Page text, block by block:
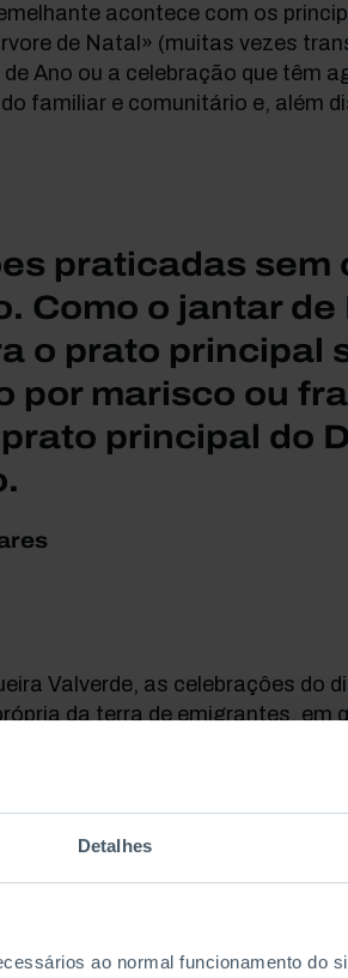
Detalhes
ao normal funcionamento do
acontece com os
de Natal» (muitas vezes
Ano ou a celebração que têm
familiar e comunitário e, além
praticadas sem
Como o jantar
o prato principal
por marisco ou
principal do
Valverde, as celebraçôes do
da terra de emigrantes, em
alegres. Uma forma de